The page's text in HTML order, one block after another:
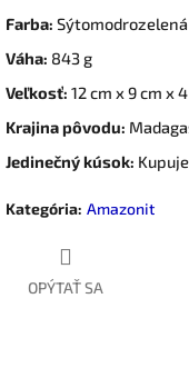
Farba: Sýtomodrozelená
Váha: 843 g
Veľkosť: 12 cm x 9 cm x
Krajina pôvodu:
Jedinečný kúsok:
Kategória: Amazonit
OPÝTAŤ SA